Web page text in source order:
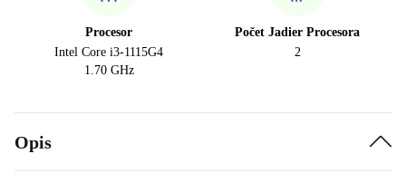
Procesor
Intel Core i3-1115G4
1.70 GHz
Počet Jadier Procesora
2
Opis